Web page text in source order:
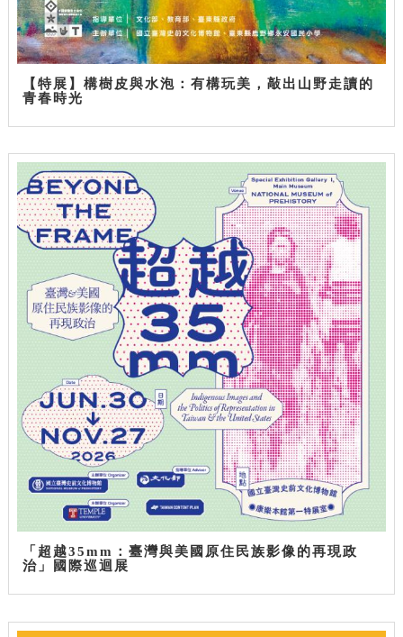
【特展】構樹皮與水泡：有構玩美，敲出山野走讀的
青春時光
「超越35mm：臺灣與美國原住民族影像的再現政
治」國際巡迴展